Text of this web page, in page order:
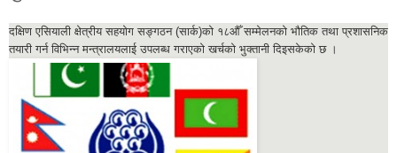
दक्षिण एसियाली क्षेत्रीय सहयोग सङ्गठन (सार्क)को १८औँ सम्मेलनको भौतिक तथा प्रशासनिक
तयारी गर्न विभिन्न मन्त्रालयलाई उपलब्ध गराएको खर्चको भुक्तानी दिइसकेको छ ।